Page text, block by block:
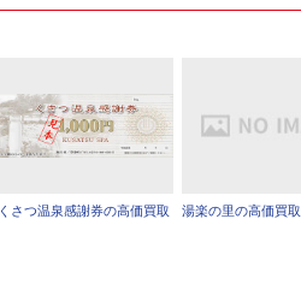
くさつ温泉感謝券の高価買取 湯楽の里の高価買取